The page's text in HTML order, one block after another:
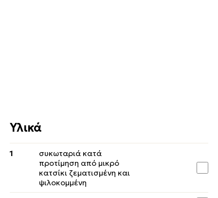
Υλικά
1
συκωταριά κατά
προτίμηση από μικρό
κατσίκι ζεματισμένη και
ψιλοκομμένη